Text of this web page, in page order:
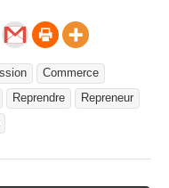
Commerce
Reprendre
Repreneur